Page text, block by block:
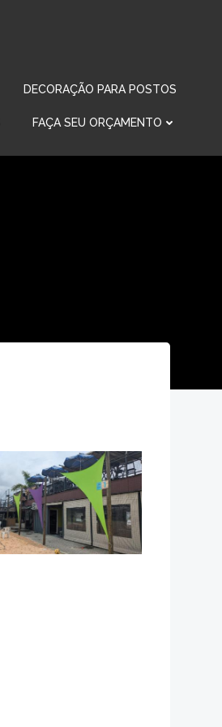
DECORAÇÃO PARA POSTOS
FAÇA SEU ORÇAMENTO